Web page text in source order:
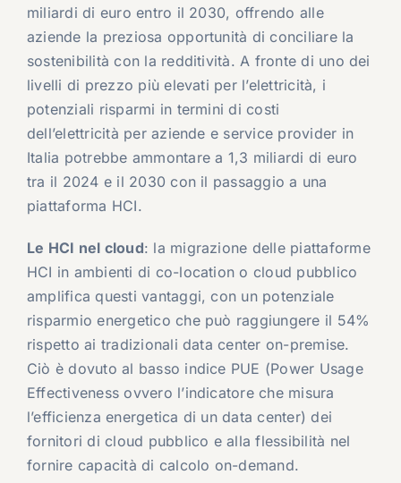
miliardi di euro entro il 2030, offrendo alle
aziende la preziosa opportunità di conciliare la
sostenibilità con la redditività. A fronte di uno dei
livelli di prezzo più elevati per l’elettricità, i
potenziali risparmi in termini di costi
dell’elettricità per aziende e service provider in
Italia potrebbe ammontare a 1,3 miliardi di euro
tra il 2024 e il 2030 con il passaggio a una
piattaforma HCI.
Le HCI nel cloud: la migrazione delle piattaforme
HCI in ambienti di co-location o cloud pubblico
amplifica questi vantaggi, con un potenziale
risparmio energetico che può raggiungere il 54%
rispetto ai tradizionali data center on-premise.
Ciò è dovuto al basso indice PUE (Power Usage
Effectiveness ovvero l’indicatore che misura
l’efficienza energetica di un data center) dei
fornitori di cloud pubblico e alla flessibilità nel
fornire capacità di calcolo on-demand.